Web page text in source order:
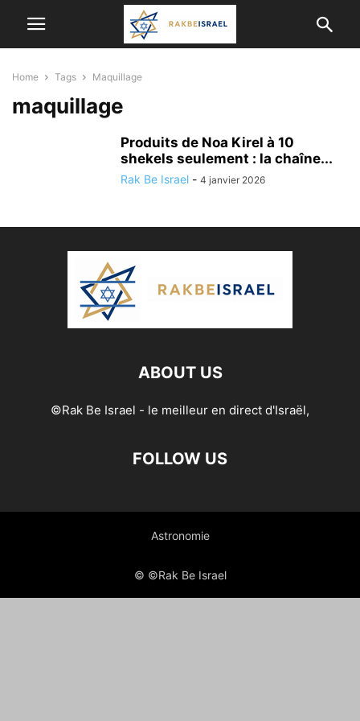
Home Tags Maquillage
maquillage
Produits de Noa Kirel à 10
shekels seulement : la chaîne...
Rak Be Israel - 4 janvier 2026
ABOUT US
©Rak Be Israel - le meilleur en direct d'Israël,
FOLLOW US
Astronomie
© ©Rak Be Israel